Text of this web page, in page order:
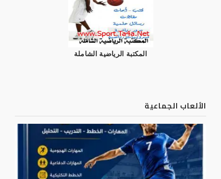
المكتبة الرياضية الشاملة
الألعاب الجماعية